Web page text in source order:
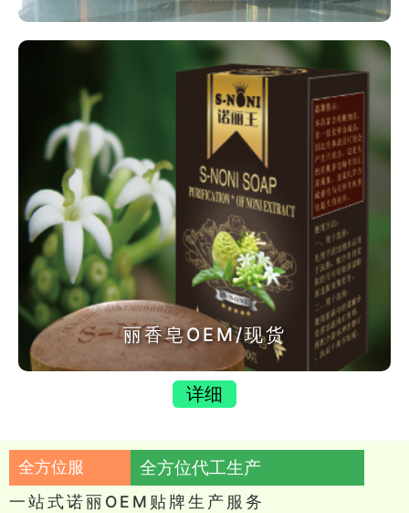
丽香皂OEM/现货
详细
全方位服 全方位代工生产
一站式诺丽OEM贴牌生产服务